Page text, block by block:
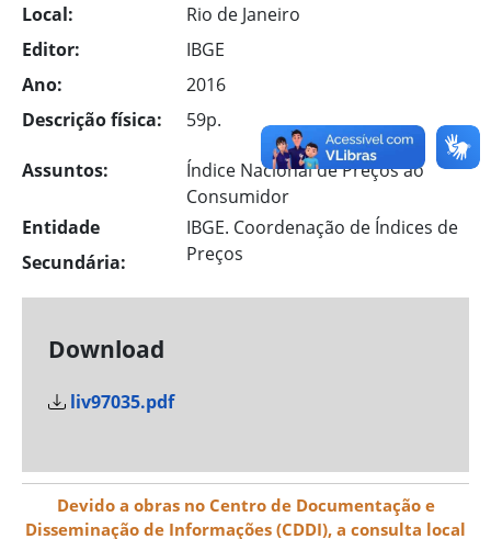
Local:
Rio de Janeiro
Editor:
IBGE
Ano:
2016
Descrição física:
59p.
Assuntos:
Índice Nacional de Preços ao
Consumidor
Entidade
Secundária:
IBGE. Coordenação de Índices de
Preços
Download
liv97035.pdf
Devido a obras no Centro de Documentação e
Disseminação de Informações (CDDI), a consulta local